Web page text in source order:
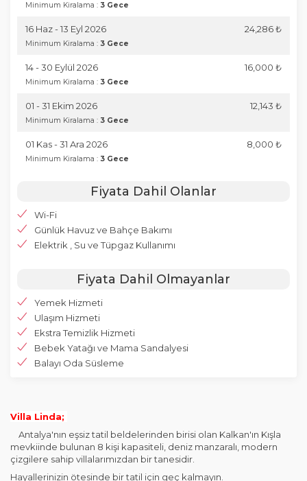
Minimum Kiralama : 3 Gece
16 Haz - 13 Eyl 2026
Minimum Kiralama : 3 Gece
24,286 ₺
14 - 30 Eylül 2026
Minimum Kiralama : 3 Gece
16,000 ₺
01 - 31 Ekim 2026
Minimum Kiralama : 3 Gece
12,143 ₺
01 Kas - 31 Ara 2026
Minimum Kiralama : 3 Gece
8,000 ₺
Fiyata Dahil Olanlar
Wi-Fi
Günlük Havuz ve Bahçe Bakımı
Elektrik , Su ve Tüpgaz Kullanımı
Fiyata Dahil Olmayanlar
Yemek Hizmeti
Ulaşım Hizmeti
Ekstra Temizlik Hizmeti
Bebek Yatağı ve Mama Sandalyesi
Balayı Oda Süsleme
Villa Linda;
Antalya'nın eşsiz tatil beldelerinden birisi olan Kalkan'ın Kışla
mevkiinde bulunan 8 kişi kapasiteli, deniz manzaralı, modern
çizgilere sahip villalarımızdan bir tanesidir.
Hayallerinizin ötesinde bir tatil için geç kalmayın.